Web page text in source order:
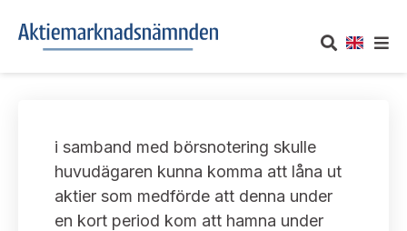
Om oss
Vårt uppdrag
UTTALANDEN
Om nämndens uttalanden
TAKEOVER-REGLER
i samband med börsnotering skulle
huvudägaren kunna komma att låna ut
aktier som medförde att denna under
en kort period kom att hamna under